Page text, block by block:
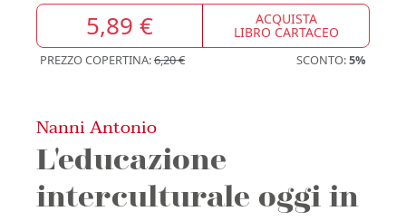
5,89 € ACQUISTA
LIBRO CARTACEO
PREZZO COPERTINA:6,20 € SCONTO:5%
Nanni Antonio
L'educazione
interculturale oggi in